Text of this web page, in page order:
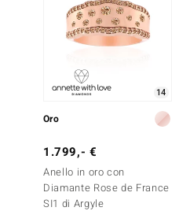
Varietà delle gemme
Diamante Argyle Rose de
France SI1
Quarta pietra preziosa
Varietà delle gemme
Diamante Argyle Rose de
France SI1
14
Oro
1.799,- €
Anello in oro con
Diamante Rose de France
SI1 di Argyle